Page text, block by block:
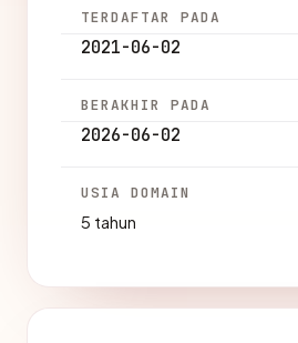
TERDAFTAR PADA
2021-06-02
BERAKHIR PADA
2026-06-02
USIA DOMAIN
5 tahun